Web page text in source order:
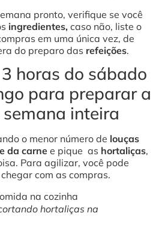
pronto, verifique se você
ingredientes, caso não, liste o
em uma única vez, de
do preparo das refeições.
horas do sábado
para preparar a
inteira
o menor número de louças
da carne e pique as hortaliças,
Para agilizar, você pode
com as compras.
hortaliças na